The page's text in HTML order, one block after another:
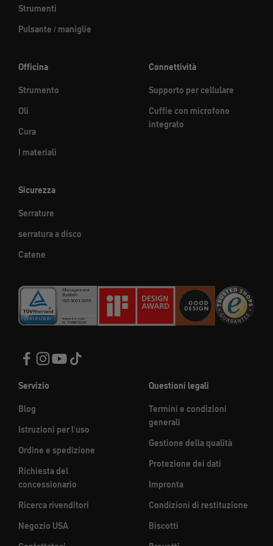
Strumenti
Pulsante / maniglie
Officina
Strumento
Oli
Cura
I materiali
Connettività
Supporto per cellulare
Cuffie con microfono
integrato
Sicurezza
Serrature
serratura a disco
Catene
Servizio
Blog
Istruzioni per l'uso
Ordine e spedizione
Richiesta del
concessionario
Ricerca rivenditori
Negozio USA
Questioni legali
Termini e condizioni
generali
Gestione della qualità
Protezione dei dati
Impronta
Condizioni di restituzione
Biscotti